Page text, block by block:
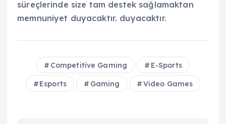
süreçlerinde size tam destek sağlamaktan
memnuniyet duyacaktır. duyacaktır.
Competitive Gaming E-Sports
Esports Gaming Video Games